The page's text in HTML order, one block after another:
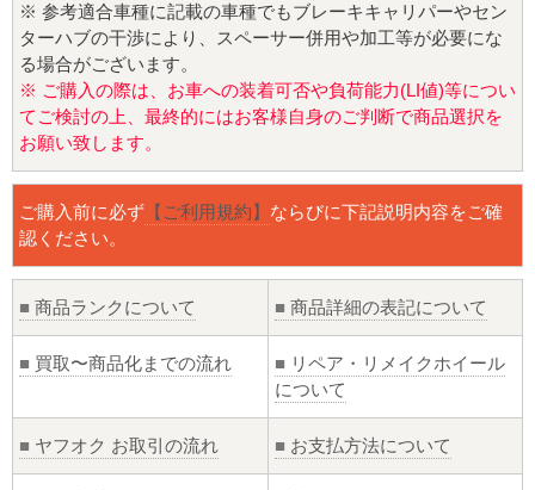
※ 参考適合車種に記載の車種でもブレーキキャリパーやセン
ターハブの干渉により、スペーサー併用や加工等が必要にな
る場合がございます。
※ ご購入の際は、お車への装着可否や負荷能力(LI値)等につい
てご検討の上、最終的にはお客様自身のご判断で商品選択を
お願い致します。
ご購入前に必ず 【ご利用規約】 ならびに下記説明内容をご確
認ください。
■ 商品ランクについて ■ 商品詳細の表記について
■ 買取〜商品化までの流れ ■ リペア・リメイクホイール
について
■ ヤフオク お取引の流れ ■ お支払方法について